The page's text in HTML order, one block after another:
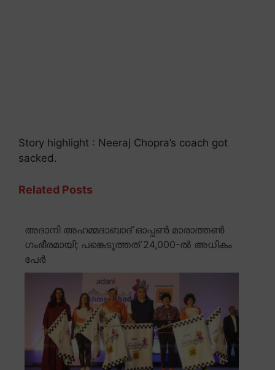
Story highlight : Neeraj Chopra’s coach got
sacked.
Related Posts
അദാനി അഹമ്മദാബാദ് ഓപ്പൺ മാരാത്തൺ
ഗംഭീരമായി; പങ്കെടുത്തത് 24,000-ൽ അധികം
പേർ